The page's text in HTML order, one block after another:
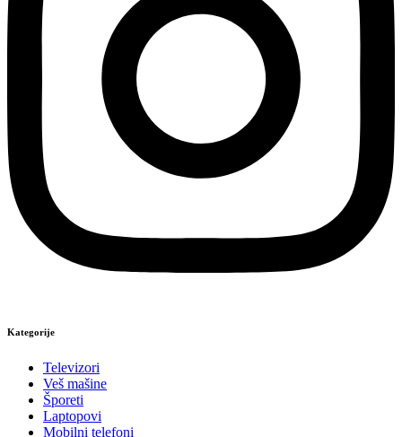
Kategorije
Televizori
Veš mašine
Šporeti
Laptopovi
Mobilni telefoni